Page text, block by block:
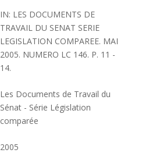
IN: LES DOCUMENTS DE
TRAVAIL DU SENAT SERIE
LEGISLATION COMPAREE. MAI
2005. NUMERO LC 146. P. 11 -
14.
Les Documents de Travail du
Sénat - Série Législation
comparée
2005